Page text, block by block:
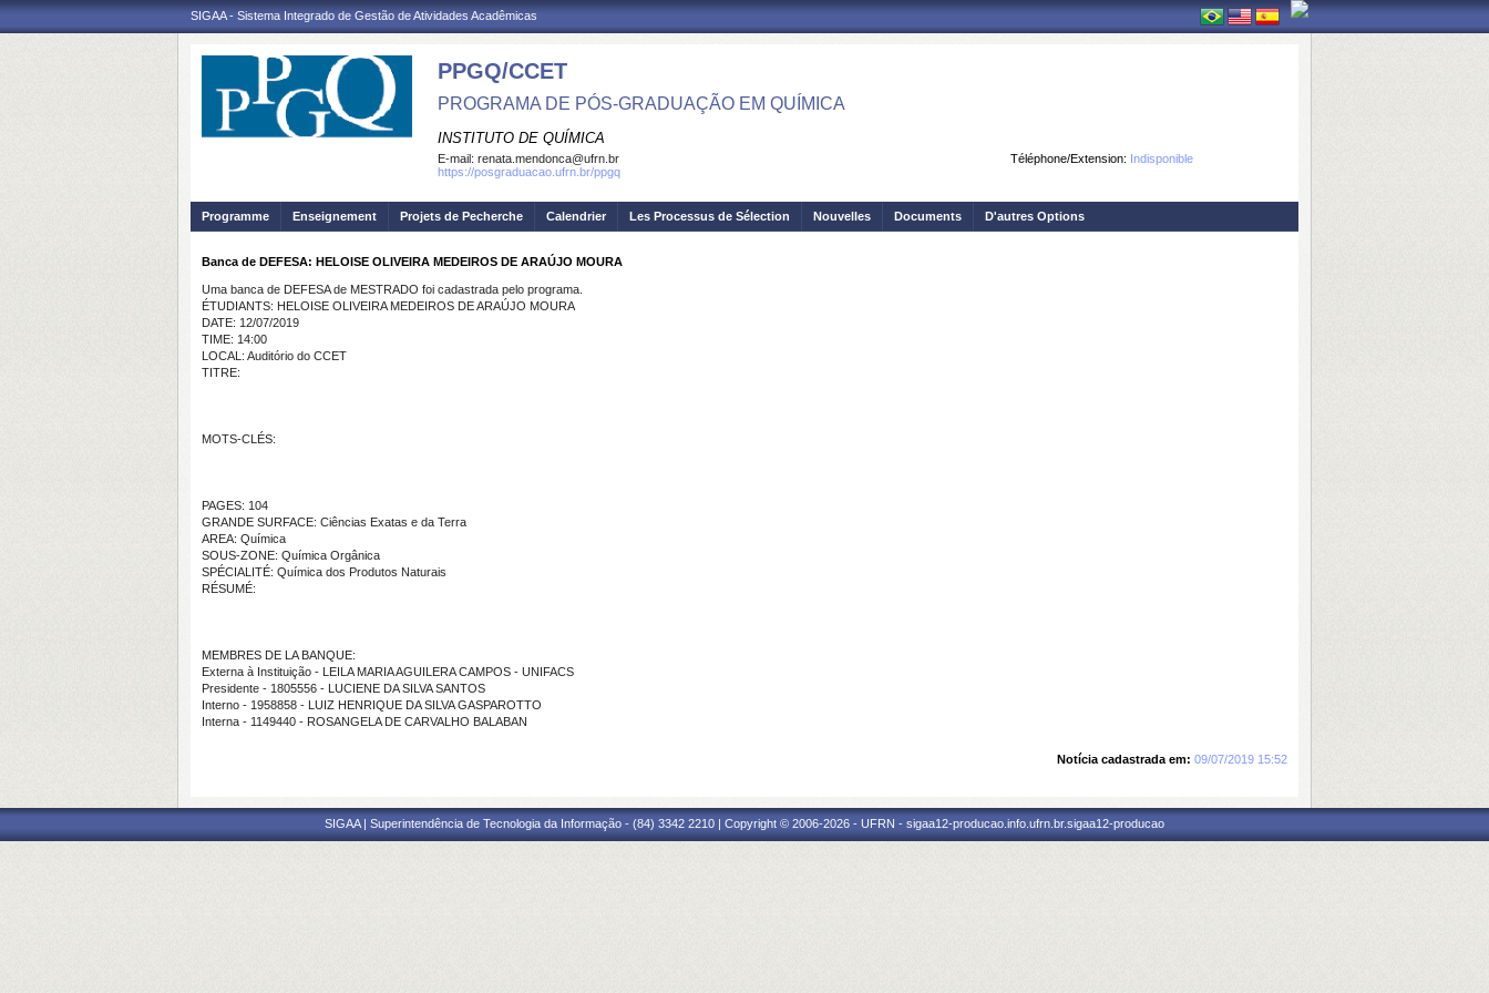
SIGAA - Sistema Integrado de Gestão de Atividades Acadêmicas
PPGQ/CCET
PROGRAMA DE PÓS-GRADUAÇÃO EM QUÍMICA
INSTITUTO DE QUÍMICA
Téléphone/Extension: Indisponible
E-mail: renata.mendonca@ufrn.br
https://posgraduacao.ufrn.br/ppgq
Programme Enseignement Projets de Pecherche Calendrier Les Processus de Sélection Nouvelles Documents D'autres Options
Banca de DEFESA: HELOISE OLIVEIRA MEDEIROS DE ARAÚJO MOURA
Uma banca de DEFESA de MESTRADO foi cadastrada pelo programa.
ÉTUDIANTS: HELOISE OLIVEIRA MEDEIROS DE ARAÚJO MOURA
DATE: 12/07/2019
TIME: 14:00
LOCAL: Auditório do CCET
TITRE:
MOTS-CLÉS:
PAGES: 104
GRANDE SURFACE: Ciências Exatas e da Terra
AREA: Química
SOUS-ZONE: Química Orgânica
SPÉCIALITÉ: Química dos Produtos Naturais
RÉSUMÉ:
MEMBRES DE LA BANQUE:
Externa à Instituição - LEILA MARIA AGUILERA CAMPOS - UNIFACS
Presidente - 1805556 - LUCIENE DA SILVA SANTOS
Interno - 1958858 - LUIZ HENRIQUE DA SILVA GASPAROTTO
Interna - 1149440 - ROSANGELA DE CARVALHO BALABAN
Notícia cadastrada em: 09/07/2019 15:52
SIGAA | Superintendência de Tecnologia da Informação - (84) 3342 2210 | Copyright © 2006-2026 - UFRN - sigaa12-producao.info.ufrn.br.sigaa12-producao